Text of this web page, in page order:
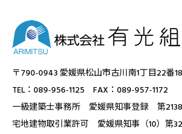
〒790-0943 愛媛県松山市古川南1丁目22番
TEL：089-956-1125 FAX：089-957-1172
一級建築士事務所 愛媛県知事登録 第
宅地建物取引業許可 愛媛県知事（10）第